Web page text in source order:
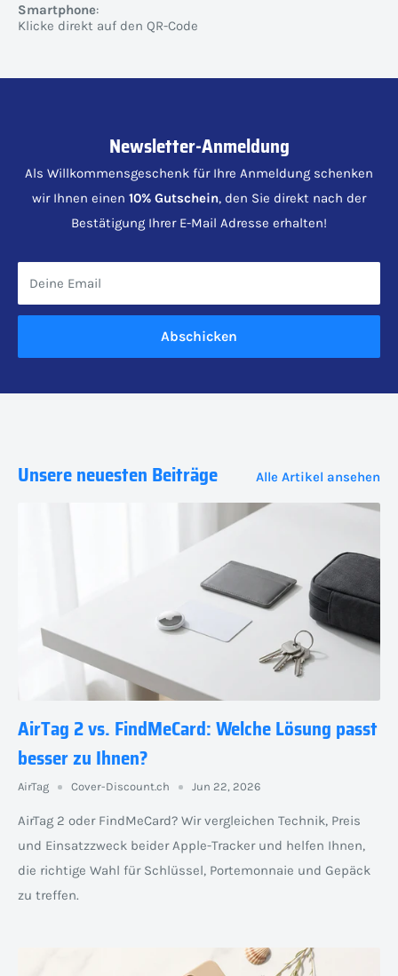
Smartphone:
Klicke direkt auf den QR-Code
Newsletter-Anmeldung
Als Willkommensgeschenk für Ihre Anmeldung schenken
wir Ihnen einen 10% Gutschein, den Sie direkt nach der
Bestätigung Ihrer E-Mail Adresse erhalten!
Deine Email
Abschicken
Unsere neuesten Beiträge Alle Artikel ansehen
AirTag 2 vs. FindMeCard: Welche Lösung passt
besser zu Ihnen?
AirTag Cover-Discount.ch Jun 22, 2026
AirTag 2 oder FindMeCard? Wir vergleichen Technik, Preis
und Einsatzzweck beider Apple-Tracker und helfen Ihnen,
die richtige Wahl für Schlüssel, Portemonnaie und Gepäck
zu treffen.